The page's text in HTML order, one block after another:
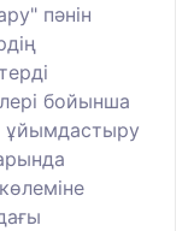
пәнін
бойынша
ұйымдастыру